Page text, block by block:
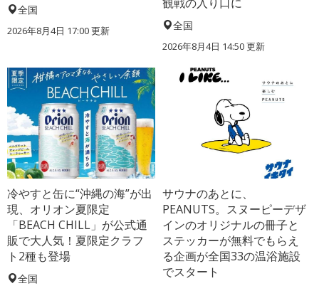
全国
2026年8月4日 17:00更新 全国
2026年8月4日 14:50更新
冷やすと缶に“沖縄の海”が出
現、オリオン夏限定
「BEACH CHILL」が公式通
販で大人気！夏限定クラフ
ト2種も登場
全国
サウナのあとに、
PEANUTS。スヌーピーデザ
インのオリジナルの冊子と
ステッカーが無料でもらえ
る企画が全国33の温浴施設
でスタート